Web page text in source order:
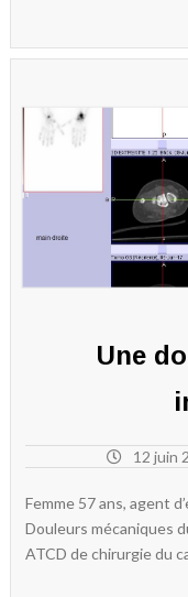
Une
12 juin
Femme 57 ans, agent
Douleurs mécaniques
ATCD de chirurgie du